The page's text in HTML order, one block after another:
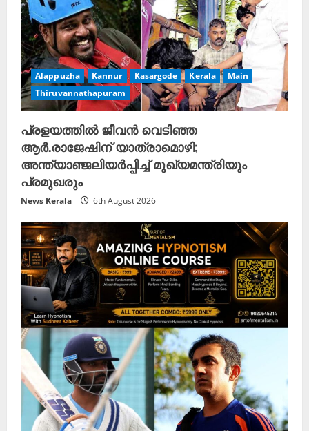
g
Alappuzha Kannur Kasargode Kerala
Main
Thiruvannathapuram
പ്രളയത്തിൽ ജീവൻ വെടിഞ്ഞ
ആർ.രാജേഷിന് യാത്രാമൊഴി;
അന്ത്യാഞ്ജലിയർപ്പിച്ച് മുഖ്യമന്ത്രിയും
പ്രമുഖരും
News Kerala 6th August 2026